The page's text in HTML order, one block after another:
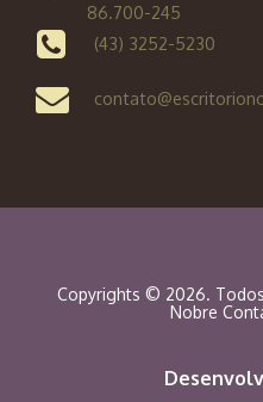
86.700-245
(43) 3252-5230
Copyrights © 2026.
Nobre